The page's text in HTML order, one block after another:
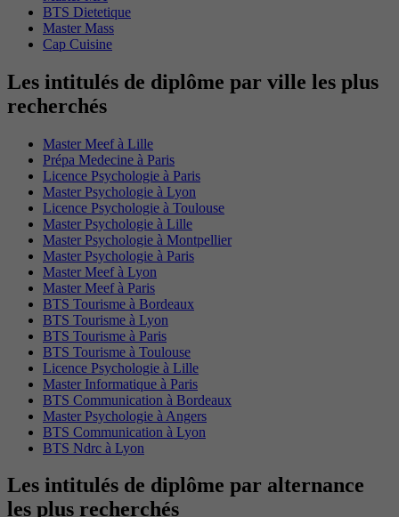
BTS Dietetique
Master Mass
Cap Cuisine
Les intitulés de diplôme par ville les plus
recherchés
Master Meef à Lille
Prépa Medecine à Paris
Licence Psychologie à Paris
Master Psychologie à Lyon
Licence Psychologie à Toulouse
Master Psychologie à Lille
Master Psychologie à Montpellier
Master Psychologie à Paris
Master Meef à Lyon
Master Meef à Paris
BTS Tourisme à Bordeaux
BTS Tourisme à Lyon
BTS Tourisme à Paris
BTS Tourisme à Toulouse
Licence Psychologie à Lille
Master Informatique à Paris
BTS Communication à Bordeaux
Master Psychologie à Angers
BTS Communication à Lyon
BTS Ndrc à Lyon
Les intitulés de diplôme par alternance
les plus recherchés